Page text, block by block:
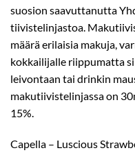
suosion saavuttanutta
tiivistelinjastoa.
määrä erilaisia makuja,
kokkailijalle riippumatta
leivontaan tai drinkin
makutiivistelinjassa on
15%.
Capella – Luscious